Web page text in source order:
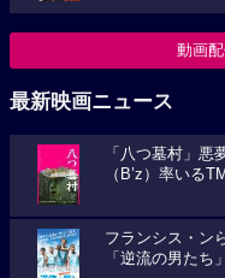
動画
最新映画ニュース
「八つ墓村」悪
（B’z）率いる
フランシス・ン
「逆流の男たち」